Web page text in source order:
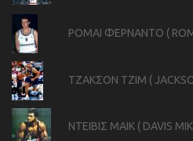
ΡΟΜΑΙ ΦΕΡΝΑΝΤΟ (
ΤΖΑΚΣΟΝ ΤΖΙΜ (
ΝΤΕΙΒΙΣ ΜΑΙΚ ( DAVIS